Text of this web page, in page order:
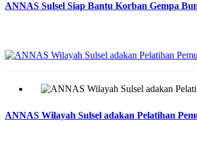
ANNAS Sulsel Siap Bantu Korban Gempa
ANNAS Wilayah Sulsel adakan Pelatihan